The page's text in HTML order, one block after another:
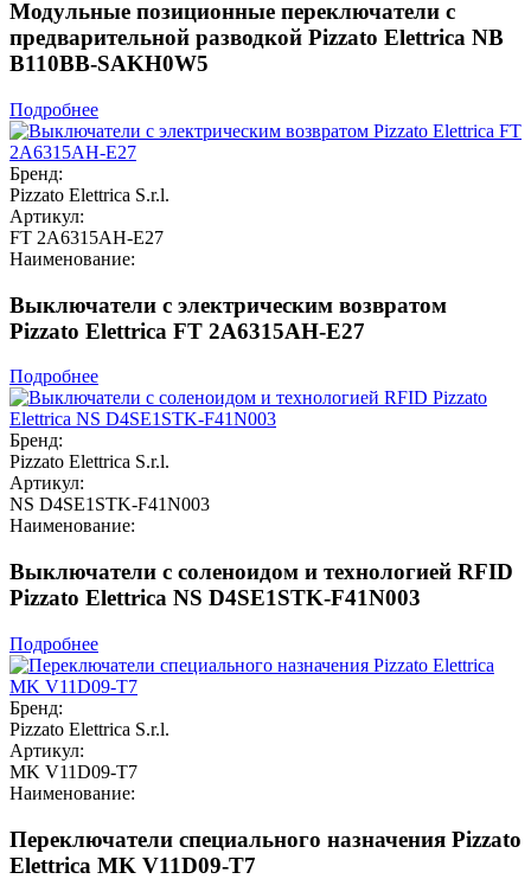
Модульные позиционные переключатели с
предварительной разводкой Pizzato Elettrica NB
B110BB-SAKH0W5
Подробнее
Бренд:
Pizzato Elettrica S.r.l.
Артикул:
FT 2A6315AH-E27
Наименование:
Выключатели с электрическим возвратом
Pizzato Elettrica FT 2A6315AH-E27
Подробнее
Бренд:
Pizzato Elettrica S.r.l.
Артикул:
NS D4SE1STK-F41N003
Наименование:
Выключатели с соленоидом и технологией RFID
Pizzato Elettrica NS D4SE1STK-F41N003
Подробнее
Бренд:
Pizzato Elettrica S.r.l.
Артикул:
MK V11D09-T7
Наименование:
Переключатели специального назначения Pizzato
Elettrica MK V11D09-T7